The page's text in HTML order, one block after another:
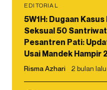
EDITORIAL
5W1H: Dugaan
Seksual 50
Pesantren Pati:
Usai Mandek Hampir
Risma Azhari 2 bulan lalu